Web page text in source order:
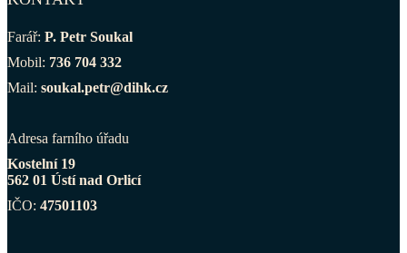
Farář: P. Petr Soukal
Mobil: 736 704 332
Mail: soukal.petr@dihk.cz
Adresa farního úřadu
Kostelní 19
562 01 Ústí nad Orlicí
IČO: 47501103